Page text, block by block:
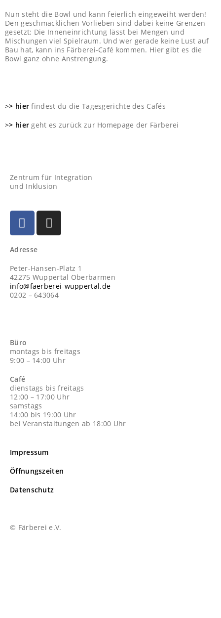
Nun steht die Bowl und kann feierlich eingeweiht werden!
Den geschmacklichen Vorlieben sind dabei keine Grenzen
gesetzt: Die Inneneinrichtung lässt bei Mengen und
Mischungen viel Spielraum. Und wer gerade keine Lust auf
Bau hat, kann ins Färberei-Café kommen. Hier gibt es die
Bowl ganz ohne Anstrengung.
>> hier findest du die Tagesgerichte des Cafés
>> hier geht es zurück zur Homepage der Färberei
Zentrum für Integration
und Inklusion
Adresse
Peter-Hansen-Platz 1
42275 Wuppertal Oberbarmen
info@faerberei-wuppertal.de
0202 – 643064
Büro
montags bis freitags
9:00 – 14:00 Uhr
Café
dienstags bis freitags
12:00 – 17:00 Uhr
samstags
14:00 bis 19:00 Uhr
bei Veranstaltungen ab 18:00 Uhr
Impressum
Öffnungszeiten
Datenschutz
© Färberei e.V.